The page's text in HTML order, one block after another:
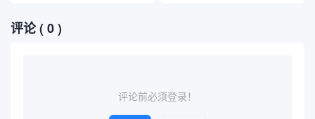
入手仿古铜雕的人来说，了解
其市场价格及相关查询方式变
的角...
评论( 0 )
评论前必须登录！